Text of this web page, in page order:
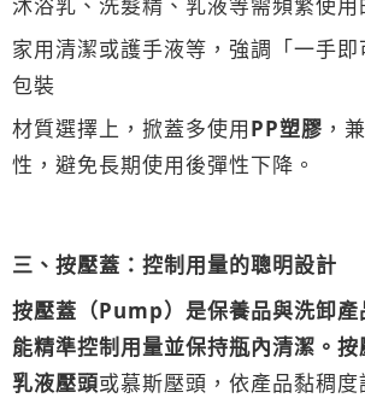
家用清潔或護手液等，強調「一手
包裝
材質選擇上，掀蓋多使用PP塑膠 ，
性，避免長期使用後彈性下降。
三、按壓蓋：控制用量的聰明設計
按壓蓋（Pump） 是保養品與洗卸產
能精準控制用量並保持瓶內清潔。
乳液壓頭或慕斯壓頭，依產品黏稠度